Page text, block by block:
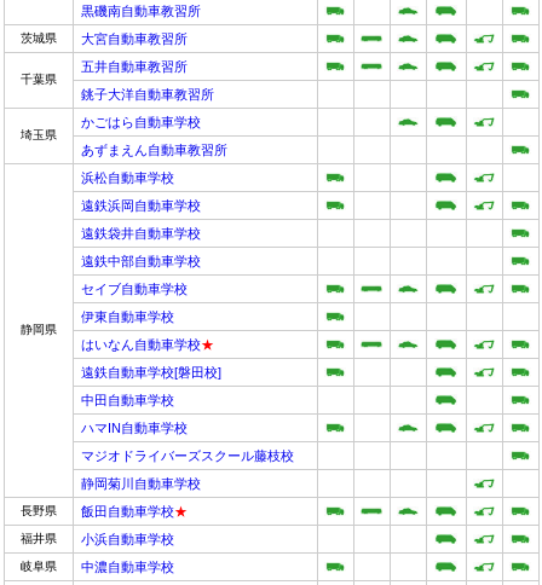
黒磯南自動車教習所
茨城県 大宮自動車教習所
千葉県
五井自動車教習所
銚子大洋自動車教習所
埼玉県
かごはら自動車学校
あずまえん自動車教習所
静岡県
浜松自動車学校
遠鉄浜岡自動車学校
遠鉄袋井自動車学校
遠鉄中部自動車学校
セイブ自動車学校
伊東自動車学校
はいなん自動車学校★
遠鉄自動車学校[磐田校]
中田自動車学校
ハマIN自動車学校
マジオドライバーズスクール藤枝校
静岡菊川自動車学校
長野県 飯田自動車学校★
福井県 小浜自動車学校
岐阜県 中濃自動車学校